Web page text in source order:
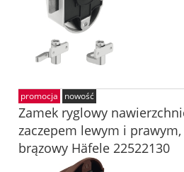
Zamek ryglowy
zaczepem lewym i prawym,
brązowy Häfele 22522130
promocja nowość